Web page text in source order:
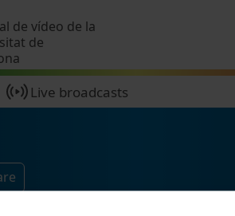
de vídeo de la
de
Live broadcasts